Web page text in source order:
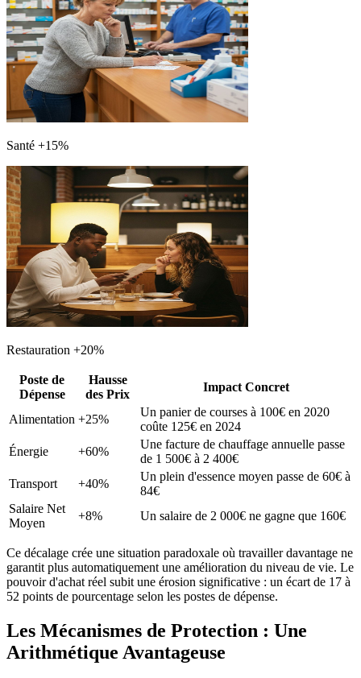
Santé +15%
Restauration +20%
Poste de
Dépense
Hausse
des Prix
Impact Concret
Alimentation +25%
Un panier de courses à 100€ en 2020
coûte 125€ en 2024
Énergie
+60%
Une facture de chauffage annuelle passe
de 1 500€ à 2 400€
Transport
+40%
Un plein d'essence moyen passe de 60€ à
84€
Salaire Net
Moyen
+8% Un salaire de 2 000€ ne gagne que 160€
Ce décalage crée une situation paradoxale où travailler davantage ne
garantit plus automatiquement une amélioration du niveau de vie. Le
pouvoir d'achat réel subit une érosion significative : un écart de 17 à
52 points de pourcentage selon les postes de dépense.
Les Mécanismes de Protection : Une
Arithmétique Avantageuse